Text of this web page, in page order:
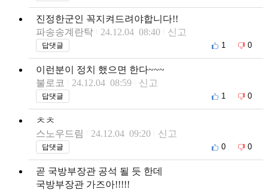
진정한군인 꼭지켜드려야합니다!!
파송송계란탁
24.12.04 08:40 신고
답댓글 1 0
이런분이 정치 했으면 한다~~~
불로코
24.12.04 08:59 신고
답댓글 1 0
ㅊㅊ
스노우드림
24.12.04 09:20 신고
답댓글 0 0
곧 국방부장관 공석 될 듯 한데
국방부장관 가즈아!!!!!